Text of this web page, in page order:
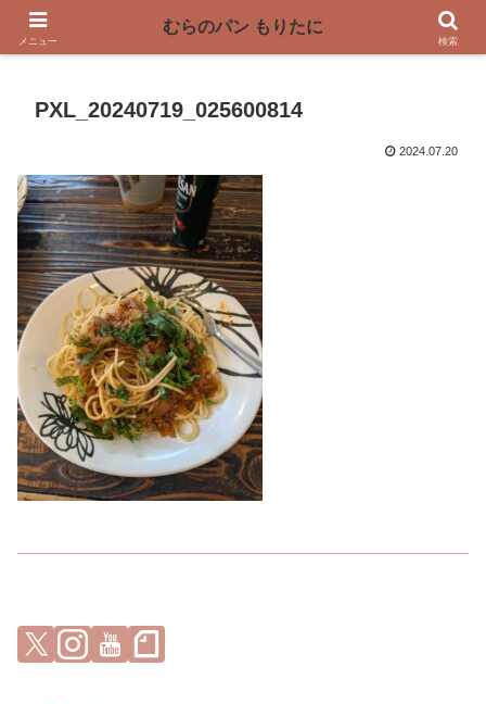
〜奈良県曽爾村の薪窯パン屋〜
PXL_20240719_025600814
2024.07.20
メニュー
むらのパン もりたに
検索